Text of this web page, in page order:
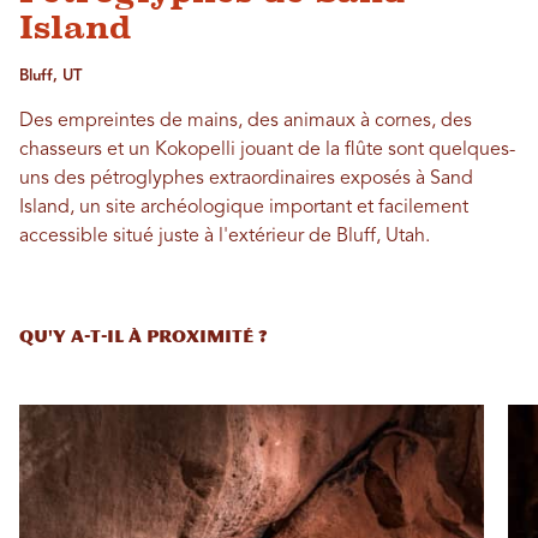
Island
Bluff, UT
Des empreintes de mains, des animaux à cornes, des
chasseurs et un Kokopelli jouant de la flûte sont quelques-
uns des pétroglyphes extraordinaires exposés à Sand
Island, un site archéologique important et facilement
accessible situé juste à l'extérieur de Bluff, Utah.
QU'Y A-T-IL À PROXIMITÉ ?